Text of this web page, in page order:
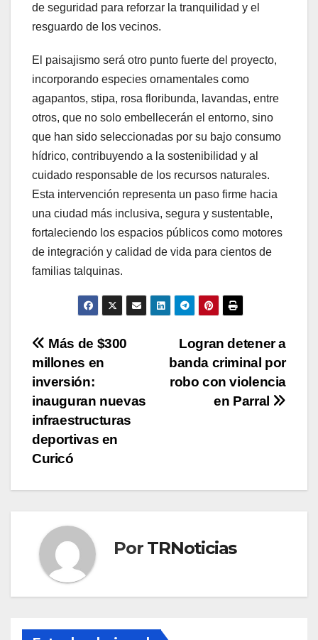
de seguridad para reforzar la tranquilidad y el
resguardo de los vecinos.
El paisajismo será otro punto fuerte del proyecto,
incorporando especies ornamentales como
agapantos, stipa, rosa floribunda, lavandas, entre
otros, que no solo embellecerán el entorno, sino
que han sido seleccionadas por su bajo consumo
hídrico, contribuyendo a la sostenibilidad y al
cuidado responsable de los recursos naturales.
Esta intervención representa un paso firme hacia
una ciudad más inclusiva, segura y sustentable,
fortaleciendo los espacios públicos como motores
de integración y calidad de vida para cientos de
familias talquinas.
Navegación
de
entradas
Logran detener a
banda criminal por
robo con violencia
en Parral
Más de $300
millones en
inversión:
inauguran nuevas
infraestructuras
deportivas en
Curicó
Por TRNoticias